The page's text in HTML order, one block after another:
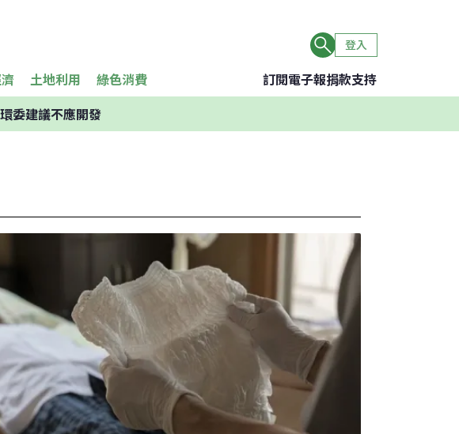
登入
土地利用 綠色消費 訂閱電子報捐款支持
委建議不應開發